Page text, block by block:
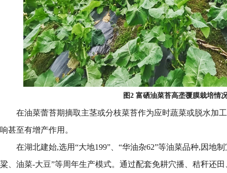
图2 富硒油菜苔高垄覆膜栽培情
在油菜蕾苔期摘取主茎或分枝菜苔作为应时蔬菜或脱水加
响甚至有增产作用。
在湖北建始,选用“大地199”、“华油杂62”等油菜品种,因地
粱、油菜-大豆”等周年生产模式。通过配套免耕穴播、秸秆还